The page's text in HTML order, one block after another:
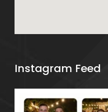
Instagram Feed